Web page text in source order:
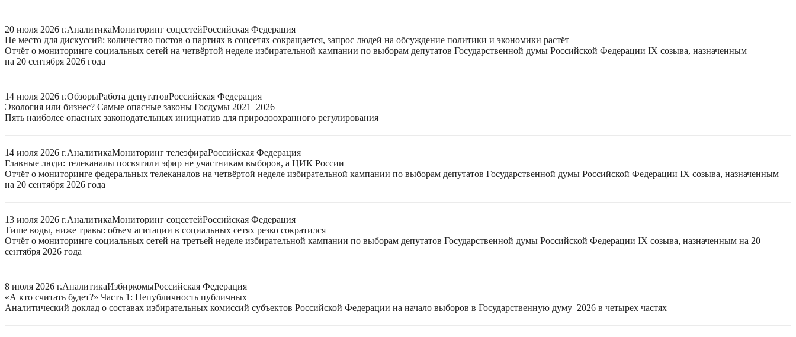
20 июля 2026 г.АналитикаМониторинг соцсетейРоссийская Федерация
Не место для дискуссий: количество постов о партиях в соцсетях сокращается, запрос людей на обсуждение политики и экономики растёт
Отчёт о мониторинге социальных сетей на четвёртой неделе избирательной кампании по выборам депутатов Государственной думы Российской Федерации IX созыва, назначенным
на 20 сентября 2026 года
14 июля 2026 г.ОбзорыРабота депутатовРоссийская Федерация
Экология или бизнес? Самые опасные законы Госдумы 2021–2026
Пять наиболее опасных законодательных инициатив для природоохранного регулирования
14 июля 2026 г.АналитикаМониторинг телеэфираРоссийская Федерация
Главные люди: телеканалы посвятили эфир не участникам выборов, а ЦИК России
Отчёт о мониторинге федеральных телеканалов на четвёртой неделе избирательной кампании по выборам депутатов Государственной думы Российской Федерации IX созыва, назначенным
на 20 сентября 2026 года
13 июля 2026 г.АналитикаМониторинг соцсетейРоссийская Федерация
Тише воды, ниже травы: объем агитации в социальных сетях резко сократился
Отчёт о мониторинге социальных сетей на третьей неделе избирательной кампании по выборам депутатов Государственной думы Российской Федерации IX созыва, назначенным на 20
сентября 2026 года
8 июля 2026 г.АналитикаИзбиркомыРоссийская Федерация
«А кто считать будет?» Часть 1: Непубличность публичных
Аналитический доклад о составах избирательных комиссий субъектов Российской Федерации на начало выборов в Государственную думу–2026 в четырех частях